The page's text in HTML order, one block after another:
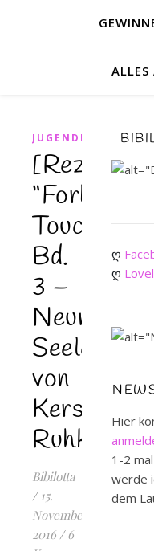
ALLES
JUGENDBUCH
“Forbidden
Touch
Bd.
3 –
Neun
Seelen”
von
Kerstin
Ruhkieck
Bibilotta
/ 15.
November
2016 / 6
ღ
ღ
Hier
1-2
werde
dem